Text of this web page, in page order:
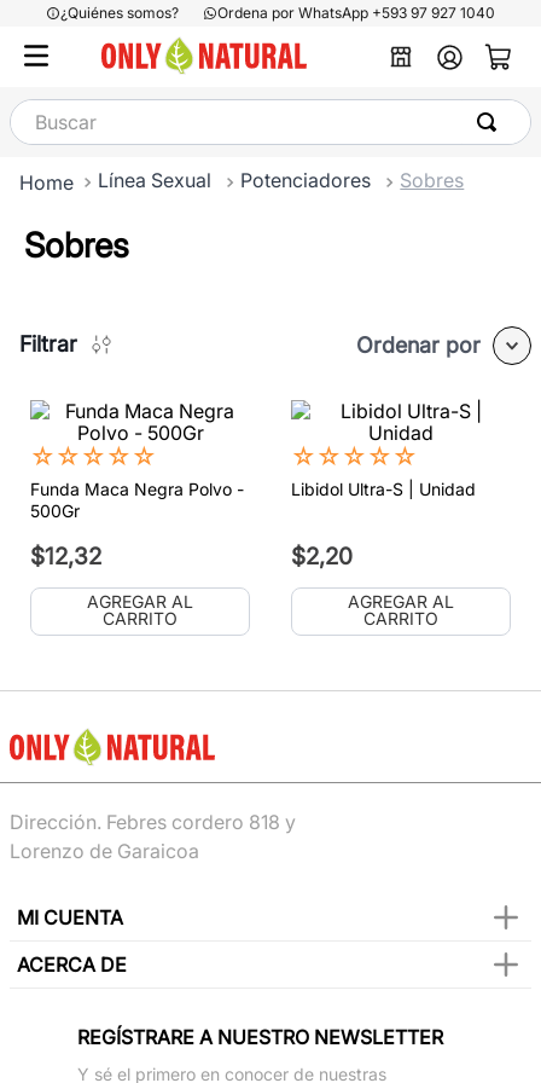
¿Quiénes somos? Ordena por WhatsApp +593 97 927 1040
Buscar
Línea Sexual Potenciadores Sobres
Sobres
Filtrar Ordenar por
☆☆☆☆☆
Funda Maca Negra Polvo -
500Gr
$12,32
AGREGAR AL
CARRITO
☆☆☆☆☆
Libidol Ultra-S | Unidad
$2,20
AGREGAR AL
CARRITO
Dirección. Febres cordero 818 y
Lorenzo de Garaicoa
MI CUENTA
ACERCA DE
REGÍSTRARE A NUESTRO NEWSLETTER
Y sé el primero en conocer de nuestras